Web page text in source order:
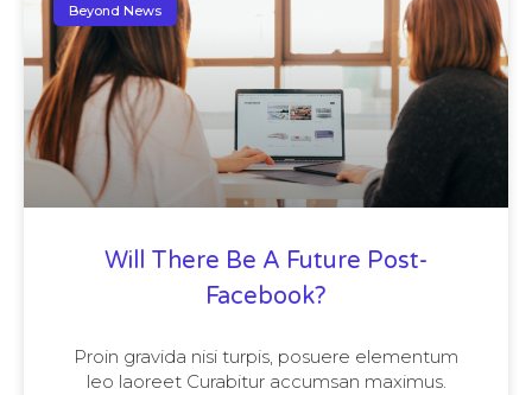
Beyond News
Will There Be A Future Post-
Facebook?
Proin gravida nisi turpis, posuere elementum
leo laoreet Curabitur accumsan maximus.